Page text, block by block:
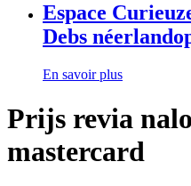
Espace
Debs
En savoir plus
Prijs revia
mastercard